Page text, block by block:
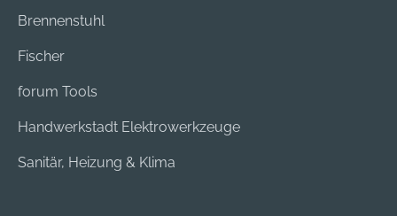
Brennenstuhl
Fischer
forum Tools
Handwerkstadt Elektrowerkzeuge
Sanitär, Heizung & Klima